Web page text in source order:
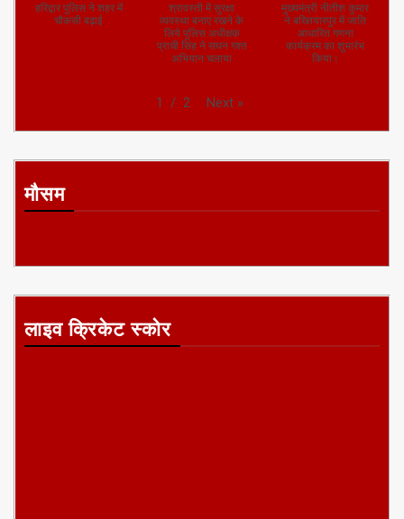
हरिद्वार पुलिस ने शहर में
चौकसी बढ़ाई
श्रावस्ती में सुरक्षा
व्यवस्था बनाए रखने के
लिये पुलिस अधीक्षक
प्राची सिंह ने सघन गश्त
अभियान चलाया
मुख्यमंत्री नीतीश कुमार
ने बख्तियारपुर में जाति
आधारित गणना
कार्यक्रम का शुभारंभ
किया।
1 / 2 Next »
मौसम
लाइव क्रिकेट स्कोर